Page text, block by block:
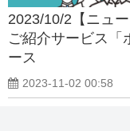
2023/10/2【ニュ
ご紹介サービス「
ース
2023-11-02 00:58